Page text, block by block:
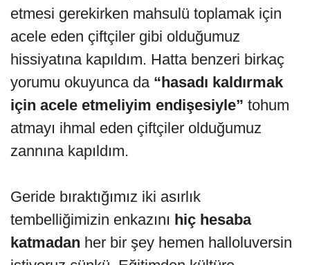
etmesi gerekirken mahsulü toplamak için
acele eden çiftçiler gibi olduğumuz
hissiyatına kapıldım. Hatta benzeri birkaç
yorumu okuyunca da “hasadı kaldırmak
için acele etmeliyim endişesiyle” tohum
atmayı ihmal eden çiftçiler olduğumuz
zannına kapıldım.
Geride bıraktığımız iki asırlık
tembelliğimizin enkazını hiç hesaba
katmadan her bir şey hemen halloluversin